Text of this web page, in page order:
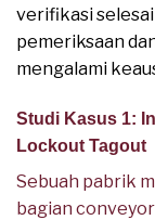
verifikasi
pemeriksaan
mengalami
Studi Kasus 1:
Lockout Tagout
Sebuah pabrik
bagian